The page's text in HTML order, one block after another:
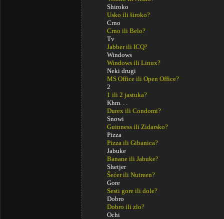
Shiroko
Usko ili široko?
Crno
Crno ili Belo?
Tv
Jabber ili ICQ?
Windows
Windows ili Linux?
Neki drugi
MS Office ili Open Office?
2
1 ili 2 jastuka?
Khm. . .
Durex ili Condomi?
Snowi
Guinness ili Zidarsko?
Pizza
Pizza ili Gibanica?
Jabuke
Banane ili Jabuke?
Shetjer
Šećer ili Nutreen?
Gore
Sesti gore ili dole?
Dobro
Dobro ili zlo?
Ochi